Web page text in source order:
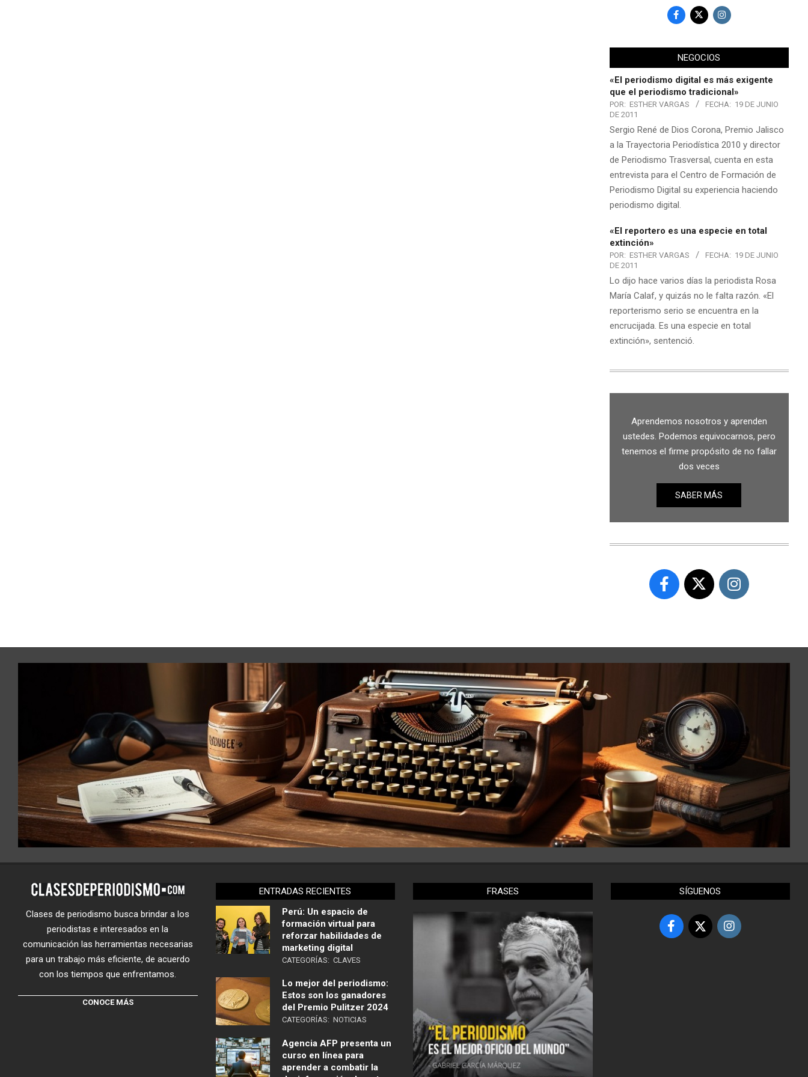
NEGOCIOS
«El periodismo digital es más exigente
que el periodismo tradicional»
POR: ESTHER VARGAS FECHA: 19 DE JUNIO
DE 2011
Sergio René de Dios Corona, Premio Jalisco
a la Trayectoria Periodística 2010 y director
de Periodismo Trasversal, cuenta en esta
entrevista para el Centro de Formación de
Periodismo Digital su experiencia haciendo
periodismo digital.
«El reportero es una especie en total
extinción»
POR: ESTHER VARGAS FECHA: 19 DE JUNIO
DE 2011
Lo dijo hace varios días la periodista Rosa
María Calaf, y quizás no le falta razón. «El
reporterismo serio se encuentra en la
encrucijada. Es una especie en total
extinción», sentenció.
Aprendemos nosotros y aprenden
ustedes. Podemos equivocarnos, pero
tenemos el firme propósito de no fallar
dos veces
SABER MÁS
Clases de periodismo busca brindar a los
periodistas e interesados en la
comunicación las herramientas necesarias
para un trabajo más eficiente, de acuerdo
con los tiempos que enfrentamos.
CONOCE MÁS
ENTRADAS RECIENTES
Perú: Un espacio de
formación virtual para
reforzar habilidades de
marketing digital
CATEGORÍAS: CLAVES
Lo mejor del periodismo:
Estos son los ganadores
del Premio Pulitzer 2024
CATEGORÍAS: NOTICIAS
Agencia AFP presenta un
curso en línea para
aprender a combatir la
FRASES SÍGUENOS